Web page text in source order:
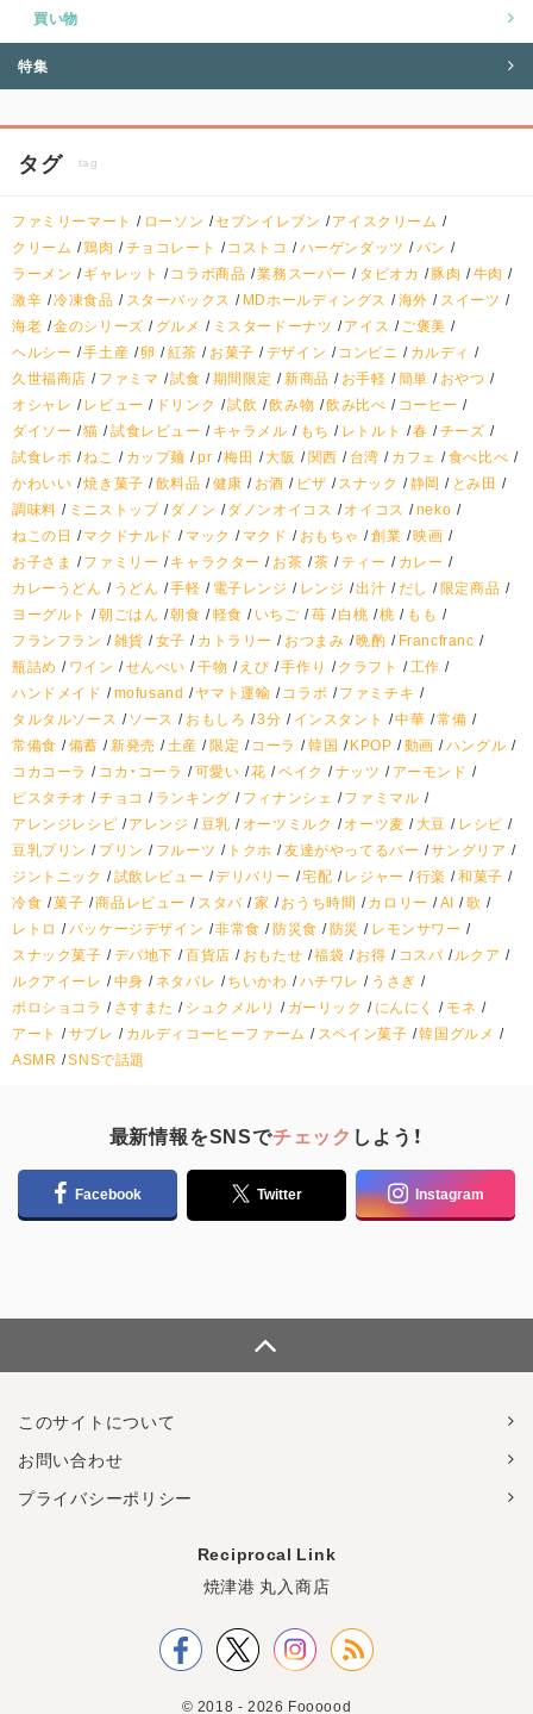
買い物
特集
タグ tag
ファミリーマート ローソン セブンイレブン
アイスクリーム
クリーム
鶏肉 チョコレート コストコ ハーゲンダッツ
パン
ラーメン
ギャレット コラボ商品 業務スーパー タピオカ 豚肉
牛肉
激辛 冷凍食品 スターバックス MDホールディングス 海外
スイーツ
海老 金のシリーズ グルメ ミスタードーナツ アイス
ご褒美
ヘルシー
手土産 卵 紅茶 お菓子 デザイン コンビニ
カルディ
久世福商店
ファミマ 試食 期間限定 新商品 お手軽 簡単
おやつ
オシャレ
レビュー ドリンク 試飲 飲み物 飲み比べ
コーヒー
ダイソー
猫 試食レビュー キャラメル もち レトルト 春
チーズ
試食レポ ねこ カップ麺 pr 梅田 大阪 関西 台湾 カフェ
食べ比べ
かわいい 焼き菓子 飲料品 健康 お酒 ピザ スナック 静岡
とみ田
調味料
ミニストップ ダノン ダノンオイコス オイコス
neko
ねこの日
マクドナルド マック マクド おもちゃ 創業 映画
お子さま
ファミリー キャラクター お茶 茶 ティー
カレー
カレーうどん
うどん 手軽 電子レンジ レンジ 出汁 だし
限定商品
ヨーグルト
朝ごはん 朝食 軽食 いちご 苺 白桃 桃
もも
フランフラン
雑貨 女子 カトラリー おつまみ 晩酌
Francfranc
瓶詰め
ワイン せんべい 干物 えび 手作り クラフト
工作
ハンドメイド
mofusand ヤマト運輸 コラボ
ファミチキ
タルタルソース
ソース おもしろ 3分 インスタント 中華 常備
常備食
備蓄 新発売 土産 限定 コーラ 韓国 KPOP 動画
ハングル
コカコーラ
コカ・コーラ 可愛い 花 ベイク ナッツ
アーモンド
ピスタチオ
チョコ ランキング フィナンシェ
ファミマル
アレンジレシピ
アレンジ 豆乳 オーツミルク オーツ麦 大豆
レシピ
豆乳プリン
プリン フルーツ トクホ 友達がやってるバー
サングリア
ジントニック
試飲レビュー デリバリー 宅配 レジャー 行楽
和菓子
冷食 菓子 商品レビュー スタバ 家 おうち時間 カロリー AI
歌
レトロ
パッケージデザイン 非常食 防災食 防災
レモンサワー
スナック菓子
デパ地下 百貨店 おもたせ 福袋 お得 コスパ
ルクア
ルクアイーレ
中身 ネタバレ ちいかわ ハチワレ
うさぎ
ポロショコラ
さすまた シュクメルリ ガーリック にんにく
モネ
アート
サブレ カルディコーヒーファーム スペイン菓子 韓国グルメ
ASMR
SNSで話題
最新情報をSNSでチェック しよう！
Facebook Twitter Instagram
このサイトについて
お問い合わせ
プライバシーポリシー
Reciprocal Link
焼津港 丸入商店
© 2018 - 2026 Foooood